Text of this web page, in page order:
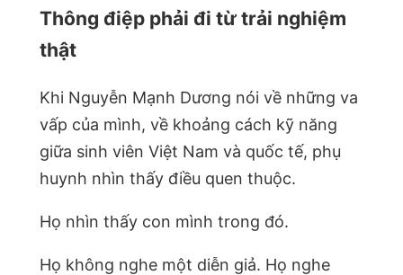
Thông điệp phải đi từ trải nghiệm
thật
Khi Nguyễn Mạnh Dương nói về những va
vấp của mình, về khoảng cách kỹ năng
giữa sinh viên Việt Nam và quốc tế, phụ
huynh nhìn thấy điều quen thuộc.
Họ nhìn thấy con mình trong đó.
Họ không nghe một diễn giả. Họ nghe